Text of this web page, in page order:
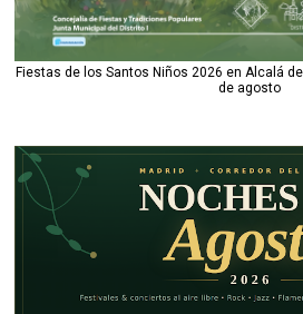
Fiestas de los Santos Niños 2026 en Alcalá
de agosto